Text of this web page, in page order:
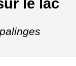
le lac